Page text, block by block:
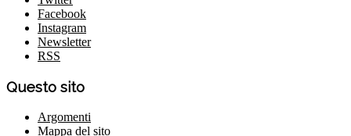
Facebook
Instagram
Newsletter
RSS
Questo sito
Argomenti
Mappa del sito